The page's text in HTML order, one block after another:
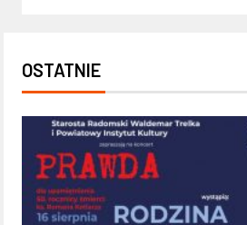
OSTATNIE